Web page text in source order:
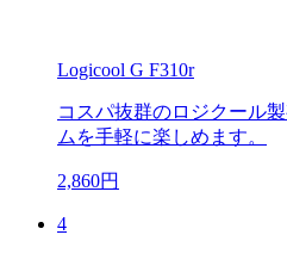
Logicool G F310r
コスパ抜群のロジクール
ムを手軽に楽しめます。
2,860円
4